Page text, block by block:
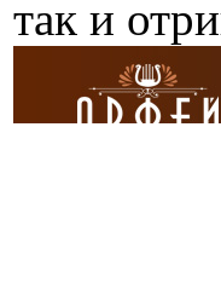
так и